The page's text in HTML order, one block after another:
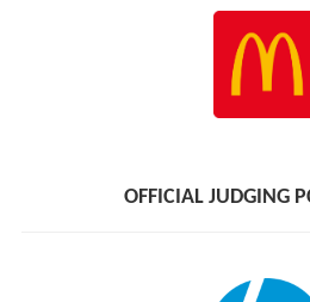
OFFICIAL JUDGING